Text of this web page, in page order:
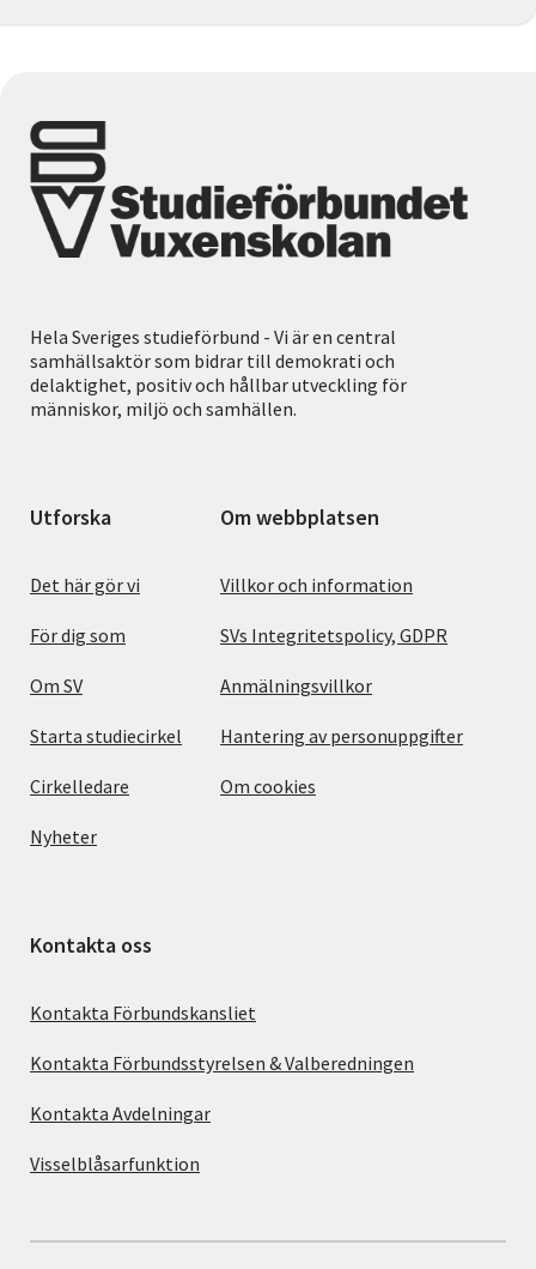
Hela Sveriges studieförbund - Vi är en central
samhällsaktör som bidrar till demokrati och
delaktighet, positiv och hållbar utveckling för
människor, miljö och samhällen.
Utforska
Det här gör vi
För dig som
Om SV
Starta studiecirkel
Cirkelledare
Nyheter
Om webbplatsen
Villkor och information
SVs Integritetspolicy, GDPR
Anmälningsvillkor
Hantering av personuppgifter
Om cookies
Kontakta oss
Kontakta Förbundskansliet
Kontakta Förbundsstyrelsen & Valberedningen
Kontakta Avdelningar
Visselblåsarfunktion